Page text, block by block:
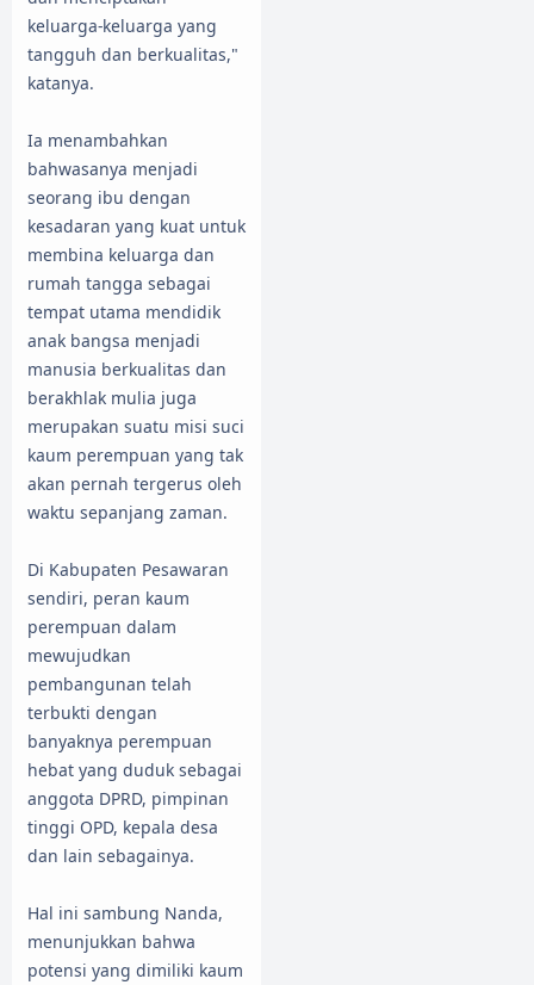
keluarga-keluarga yang
tangguh dan berkualitas,"
katanya.
Ia menambahkan
bahwasanya menjadi
seorang ibu dengan
kesadaran yang kuat untuk
membina keluarga dan
rumah tangga sebagai
tempat utama mendidik
anak bangsa menjadi
manusia berkualitas dan
berakhlak mulia juga
merupakan suatu misi suci
kaum perempuan yang tak
akan pernah tergerus oleh
waktu sepanjang zaman.
Di Kabupaten Pesawaran
sendiri, peran kaum
perempuan dalam
mewujudkan
pembangunan telah
terbukti dengan
banyaknya perempuan
hebat yang duduk sebagai
anggota DPRD, pimpinan
tinggi OPD, kepala desa
dan lain sebagainya.
Hal ini sambung Nanda,
menunjukkan bahwa
potensi yang dimiliki kaum